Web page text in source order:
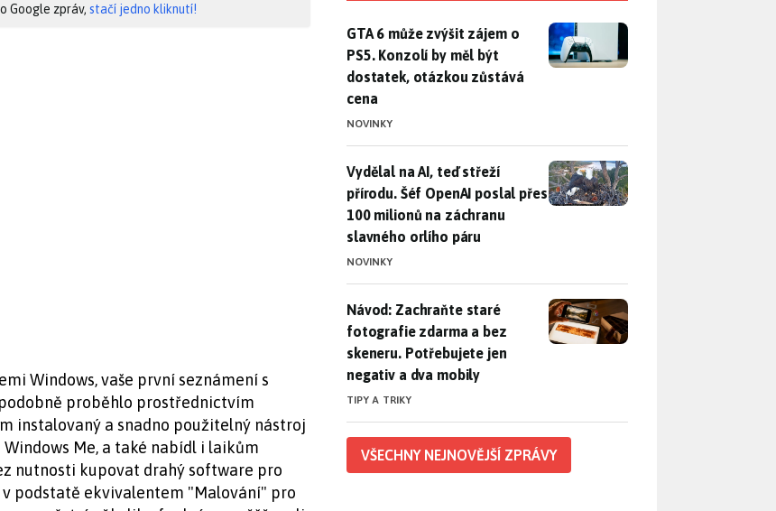
Google zpráv, stačí jedno kliknutí!
Windows, vaše první seznámení s
proběhlo prostřednictvím
instalovaný a snadno použitelný nástroj
Me, a také nabídl i laikům
nutnosti kupovat drahý software pro
podstatě ekvivalentem "Malování" pro
GTA 6 může zvýšit zájem o PS5. Konzolí by měl být dostatek,
GTA 6 může zvýšit zájem o
PS5. Konzolí by měl být
dostatek, otázkou zůstává
cena
NOVINKY
Vydělal na AI, teď střeží přírodu. Šéf OpenAI poslal přes 100
Vydělal na AI, teď střeží
přírodu. Šéf OpenAI poslal přes
100 milionů na záchranu
slavného orlího páru
NOVINKY
Návod: Zachraňte staré fotografie zdarma a bez skeneru.
Návod: Zachraňte staré
fotografie zdarma a bez
skeneru. Potřebujete jen
negativ a dva mobily
TIPY A TRIKY
VŠECHNY NEJNOVĚJŠÍ ZPRÁVY